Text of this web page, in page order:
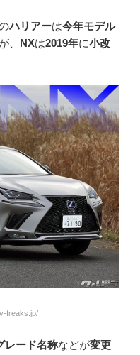
ハリアーは今年モデル
、 NXは2019年に小改
freaks.jp/
レード名称などが変更